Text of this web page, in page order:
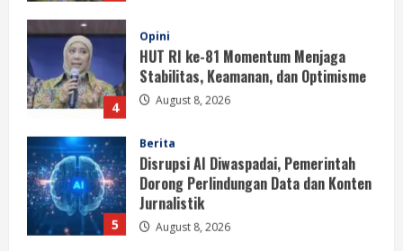
4
Opini
HUT RI ke-81 Momentum Menjaga
Stabilitas, Keamanan, dan Optimisme
August 8, 2026
5
Berita
Disrupsi AI Diwaspadai, Pemerintah
Dorong Perlindungan Data dan Konten
Jurnalistik
August 8, 2026